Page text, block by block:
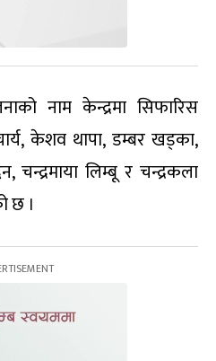
नाम केन्द्रमा सिफारिस
केशव थापा, डम्बर खड्का,
लिम्बू र चन्द्रकला
छ ।